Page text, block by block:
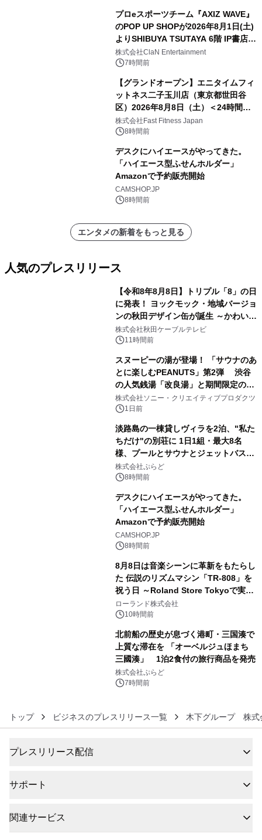
プロeスポーツチーム『AXIZ WAVE』
のPOP UP SHOPが2026年8月1日(土)
よりSHIBUYA TSUTAYA 6階 IP書店で
開催決定！！
株式会社ClaN Entertainment
7時間前
【グランドオープン】エニタイムフィ
ットネス二子玉川店（東京都世田谷
区）2026年8月8日（土）＜24時間年
中無休のフィットネスジム＞
株式会社Fast Fitness Japan
8時間前
デスクにハイエースがやってきた。
「ハイエース型ふせんホルダー」
Amazonで予約販売開始
CAMSHOP.JP
8時間前
エンタメの新着をもっと見る
人気のプレスリリース
【令和8年8月8日】トリプル「8」の日
に発表！ ヨックモック・地域バージョ
ンの秋田デザイン缶が誕生 ～かわいい
秋田犬の子犬と秋田の四季と名所を巡
るパッケージ～ 9月1日(火)秋田県内で
株式会社秋田ケーブルテレビ
11時間前
スヌーピーの湯が登場！ 「サウナのあ
とに楽しむPEANUTS」第2弾 渋谷
の人気銭湯「改良湯」と期間限定のコ
ラボレーション サウナイキタイコラ
ボグッズも発売決定！
株式会社ソニー・クリエイティブプロダクツ
1日前
淡路島の一棟貸しヴィラを2泊、"私た
ちだけ"の別荘に 1日1組・最大8名
様、プールとサウナとジェットバス付
きで Villa Mon Temps AWAJIの連泊
素泊りプラン
株式会社ぷらど
8時間前
デスクにハイエースがやってきた。
「ハイエース型ふせんホルダー」
Amazonで予約販売開始
CAMSHOP.JP
8時間前
8月8日は音楽シーンに革新をもたらし
た 伝説のリズムマシン「TR-808」を
祝う日 ～Roland Store Tokyoで実機
を展示しての 記念キャンペーンを開
催 英国ラジオ「NTS」の 特別プログ
ラムや、「TR-808」を愛する伝説的
アーティストを フィーチャーしたアニ
メーションを公開～
ローランド株式会社
10時間前
北前船の歴史が息づく港町・三国湊で
上質な滞在を 「オーベルジュほまち
三國湊」 1泊2食付の旅行商品を発売
株式会社ぷらど
7時間前
トップ ビジネスのプレスリリース一覧 木下グループ 株式
プレスリリース配信
サポート
関連サービス